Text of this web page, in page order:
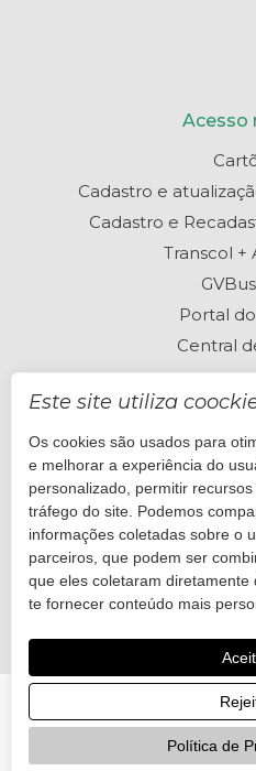
Acesso
Cadastro e
Cadastro e
Transcol +
Portal
Central
Perguntas
Está com dúvidas?
Quero
© 2026 GVBus.
twitterfacebooklinkedinyoutube
Este site utiliza
Os cookies são usados para
e melhorar a experiência do
personalizado, permitir
tráfego do site. Podemos
informações coletadas sobre o
parceiros, que podem ser
que eles coletaram
te fornecer conteúdo mais
Política de